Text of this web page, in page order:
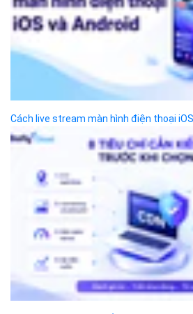
Bizfly Cloud API Gateway
Bizfly Cloud Kafka
VỀ BIZFLY CLOUD
Giới thiệu
Khách hàng
Tin tức
Chính sách bảo mật
Chính sách thanh toán
Tài liệu hỗ trợ
Hướng dẫn thanh toán